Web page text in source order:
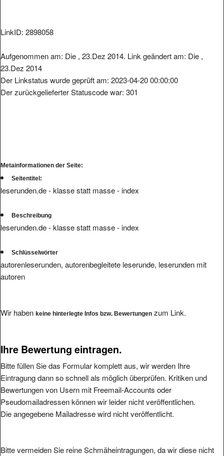
LinkID: 2898058
Aufgenommen am: Die , 23.Dez 2014. Link geändert am: Die ,
23.Dez 2014
Der Linkstatus wurde geprüft am: 2023-04-20 00:00:00
Der zurückgelieferter Statuscode war: 301
Metainformationen der Seite:
Seitentitel:
leserunden.de - klasse statt masse - index
Beschreibung
leserunden.de - klasse statt masse - index
Schlüsselwörter
autorenleserunden, autorenbegleitete leserunde, leserunden mit
autoren
Wir haben keine hinterlegte Infos bzw. Bewertungen zum Link.
Ihre Bewertung eintragen.
Bitte füllen Sie das Formular komplett aus, wir werden Ihre
Eintragung dann so schnell als möglich überprüfen. Kritiken und
Bewertungen von Usern mit Freemail-Accounts oder
Pseudomailadressen können wir leider nicht veröffentlichen.
Die angegebene Mailadresse wird nicht veröffentlicht.
Bitte vermeiden Sie reine Schmäheintragungen, da wir diese nicht